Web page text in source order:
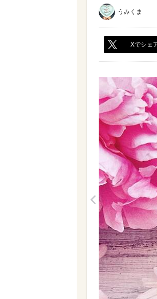
うみくま
Xでシェ